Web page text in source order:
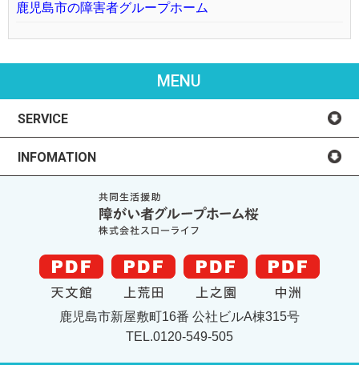
鹿児島市の障害者グループホーム
MENU
SERVICE
INFOMATION
鹿児島市新屋敷町16番 公社ビルA棟315号
TEL.0120-549-505